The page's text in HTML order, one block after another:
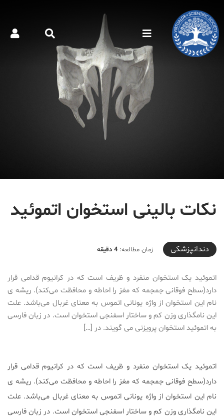
نکات بالینی استخوان اتموئید
2019-08-15T10:00:09+04:30
دندانپزشکی زمان مطالعه: 4 دقیقه
اتموئید یک استخوان منفرد و ظریف است که در کرانیوم قدامی قرار
دارد(سطح فوقانی جمجمه که مغز را احاطه و محافظت می‌کند). ریشه ی
نام این استخوان از واژه یونانی اتموس به معنای غربال می‌باشد. علت
این نامگذاری وزن کم و ساختار اسفنجی استخوان است. در زبان فارسی
به اتموئید استخوان پرویزنی می گویند. در […]
اتموئید یک استخوان منفرد و ظریف است که در کرانیوم قدامی قرار
دارد(سطح فوقانی جمجمه که مغز را احاطه و محافظت می‌کند). ریشه ی
نام این استخوان از واژه یونانی اتموس به معنای غربال می‌باشد. علت
این نامگذاری وزن کم و ساختار اسفنجی استخوان است. در زبان فارسی